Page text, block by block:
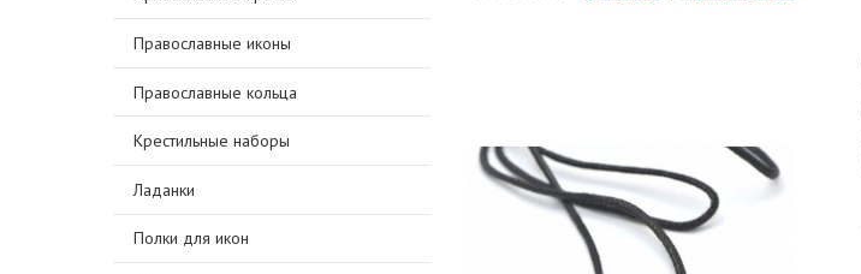
Православные иконы
Православные кольца
Крестильные наборы
Ладанки
Полки для икон